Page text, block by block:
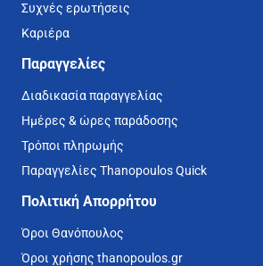
Συχνές ερωτήσεις
Καριέρα
Παραγγελίες
Διαδικασία παραγγελίας
Ημέρες & ώρες παράδοσης
Τρόποι πληρωμής
Παραγγελίες Thanopoulos Quick
Πολιτική Απορρήτου
Όροι Θανόπουλος
Όροι χρήσης thanopoulos.gr